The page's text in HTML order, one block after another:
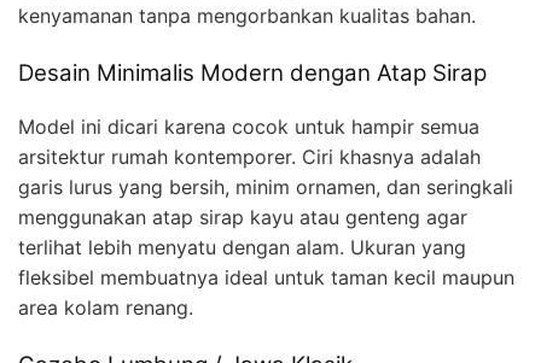
kenyamanan tanpa mengorbankan kualitas bahan.
Desain Minimalis Modern dengan Atap Sirap
Model ini dicari karena cocok untuk hampir semua
arsitektur rumah kontemporer. Ciri khasnya adalah
garis lurus yang bersih, minim ornamen, dan seringkali
menggunakan atap sirap kayu atau genteng agar
terlihat lebih menyatu dengan alam. Ukuran yang
fleksibel membuatnya ideal untuk taman kecil maupun
area kolam renang.